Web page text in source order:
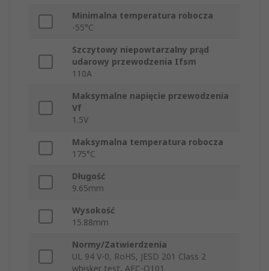
Minimalna temperatura robocza
-55°C
Szczytowy niepowtarzalny prąd
udarowy przewodzenia Ifsm
110A
Maksymalne napięcie przewodzenia
Vf
1.5V
Maksymalna temperatura robocza
175°C
Długość
9.65mm
Wysokość
15.88mm
Normy/Zatwierdzenia
UL 94 V-0, RoHS, JESD 201 Class 2
whisker test, AEC-Q101